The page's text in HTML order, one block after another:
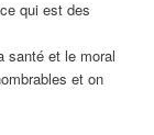
qui est des
santé et le moral
et on